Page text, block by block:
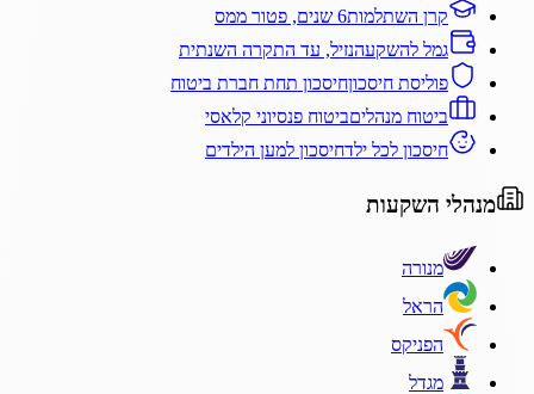
קרן השתלמות6 שנים, פטור ממס
גמל להשקעהנזיל, עד התקרה השנתית
פוליסת חיסכוןחיסכון תחת חברת ביטוח
ביטוח מנהליםביטוח פנסיוני קלאסי
חיסכון לכל ילדחיסכון למען הילדים
מנהלי השקעות
מנורה
הראל
הפניקס
מגדל